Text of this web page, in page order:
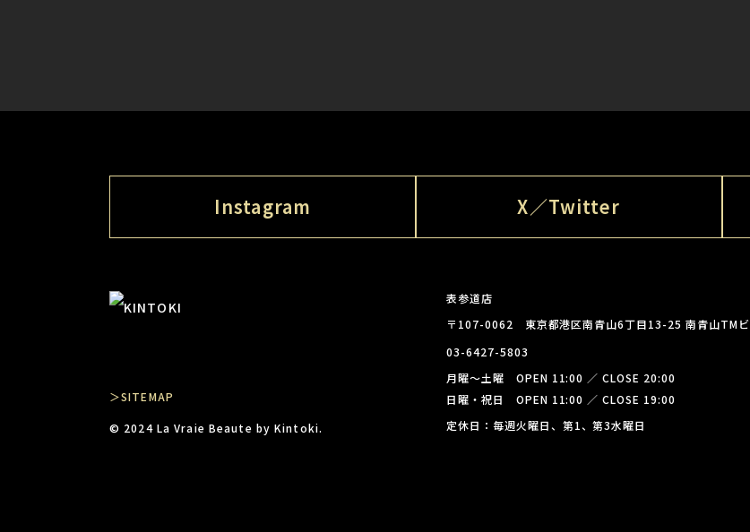
Instagram X／Twitter
表参道店
〒107-0062 東京都港区南青山6丁目13-25 南青山TM
03-6427-5803
月曜～土曜 OPEN 11:00 ／ CLOSE 20:00
日曜・祝日 OPEN 11:00 ／ CLOSE 19:00
定休日：毎週火曜日、第1、第3水曜日
＞SITEMAP
© 2024 La Vraie Beaute by Kintoki.